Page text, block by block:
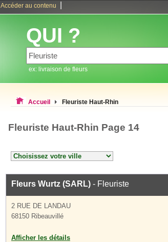
Accéder au contenu
QUI ?
ex: livraison de fleurs
Accueil Fleuriste Haut-Rhin
Fleuriste Haut-Rhin Page 14
Fleurs Wurtz (SARL) - Fleuriste
2 RUE DE LANDAU
68150 Ribeauvillé
Afficher les détails